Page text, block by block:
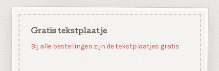
Gratis tekstplaatje
Bij alle bestellingen zijn de tekstplaatjes gratis